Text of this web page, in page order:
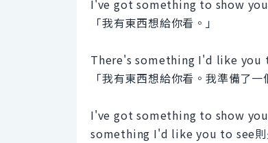
I've got something to show
「我有東西想給你看。」
There's something I'd like you
「我有東西想給你看。我準備了一
I've got something to show you
something I'd like you to see則